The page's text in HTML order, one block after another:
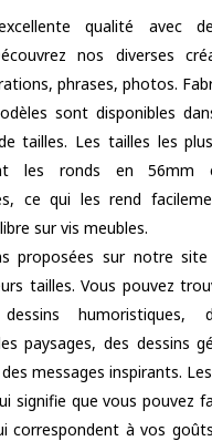
qualité avec
nos diverses
phrases, photos.
sont disponibles
tailles. Les tailles les
les ronds en
ce qui les rend
sur vis meubles.
proposées sur notre
tailles. Vous pouvez
humoristiques,
paysages, des dessins
messages inspirants.
signifie que vous pouvez
correspondent à vos